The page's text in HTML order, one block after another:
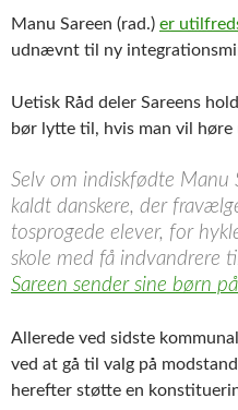
Manu Sareen (rad.) er
udnævnt til ny
Uetisk Råd deler Sareens
bør lytte til, hvis man vil høre
Selv om indiskfødte Manu
kaldt danskere, der
tosprogede elever, for
skole med få indvandrere
Sareen sender sine børn på
Allerede ved sidste
ved at gå til valg på
herefter støtte en